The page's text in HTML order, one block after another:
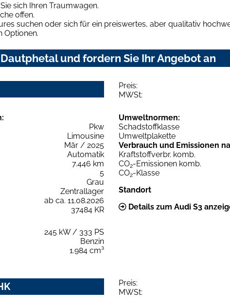
sich Ihren Traumwagen.
offen.
suchen oder sich für ein preiswertes, aber qualitativ
Optionen.
und fordern Sie Ihr Angebot an
Preis:
MWSt:
Pkw
Limousine
Mär / 2025
Automatik
7.446 km
5
Grau
Zentrallager
ab ca. 11.08.2026
37484 KR
245 kW / 333 PS
Benzin
1.984 cm³
Umweltnormen:
Schadstoffklasse
Umweltplakette
Verbrauch und Emissionen
Kraftstoffverbr. komb.
CO2-Emissionen komb.
CO2-Klasse
Standort
Details zum Audi S3
Preis:
MWSt: